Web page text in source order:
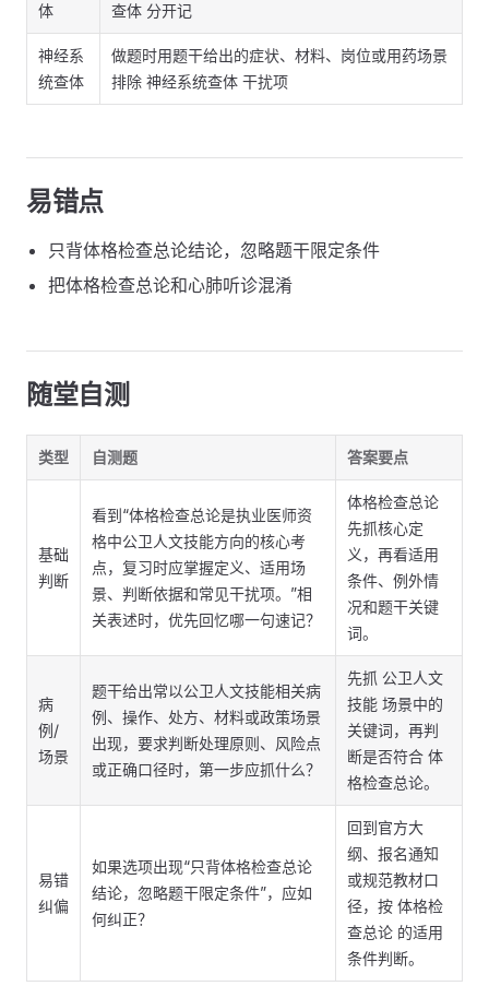
体
查体 分开记
神经系
统查体
做题时用题干给出的症状、材料、岗位或用药场景
排除 神经系统查体 干扰项
易错点
只背体格检查总论结论，忽略题干限定条件
把体格检查总论和心肺听诊混淆
随堂自测
类型 自测题 答案要点
基础
判断
看到“体格检查总论是执业医师资
格中公卫人文技能方向的核心考
点，复习时应掌握定义、适用场
景、判断依据和常见干扰项。”相
关表述时，优先回忆哪一句速记？
体格检查总论
先抓核心定
义，再看适用
条件、例外情
况和题干关键
词。
病
例/
场景
题干给出常以公卫人文技能相关病
例、操作、处方、材料或政策场景
出现，要求判断处理原则、风险点
或正确口径时，第一步应抓什么？
先抓 公卫人文
技能 场景中的
关键词，再判
断是否符合 体
格检查总论。
易错
纠偏
如果选项出现“只背体格检查总论
结论，忽略题干限定条件”，应如
何纠正？
回到官方大
纲、报名通知
或规范教材口
径，按 体格检
查总论 的适用
条件判断。